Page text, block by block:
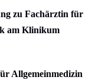
Fachärztin für
am Klinikum